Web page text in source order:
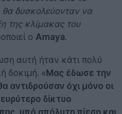
θα δυσκολεύονταν να
της κλίμακας του
ο Amaya.
αυτή ήταν κάτι πολύ
δοκιμή. «Μας έδωσε την
αντιδρούσαν όχι μόνο οι
δίκτυο
υπό απόλυτη πίεση και